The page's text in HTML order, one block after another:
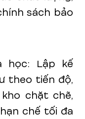
sách bảo
học: Lập kế
theo tiến độ,
chặt chẽ,
chế tối đa